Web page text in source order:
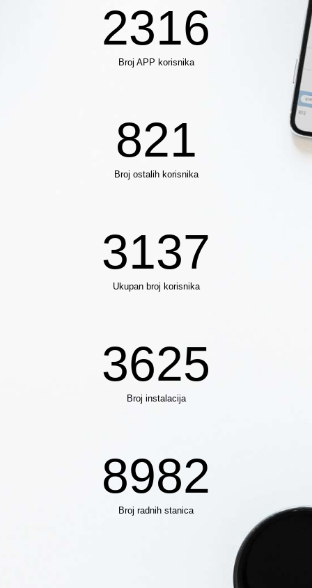
2316
Broj APP korisnika
821
Broj ostalih korisnika
3137
Ukupan broj korisnika
3625
Broj instalacija
8982
Broj radnih stanica